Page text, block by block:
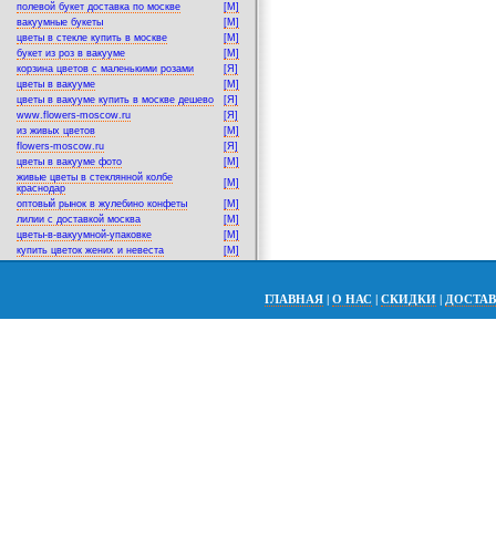
полевой букет доставка по москве
[M]
вакуумные букеты
[M]
цветы в стекле купить в москве
[M]
букет из роз в вакууме
[M]
корзина цветов с маленькими розами
[Я]
цветы в вакууме
[M]
цветы в вакууме купить в москве дешево
[Я]
www.flowers-moscow.ru
[Я]
из живых цветов
[M]
flowers-moscow.ru
[Я]
цветы в вакууме фото
[M]
живые цветы в стеклянной колбе
краснодар
[M]
оптовый рынок в жулебино конфеты
[M]
лилии с доставкой москва
[M]
цветы-в-вакуумной-упаковке
[M]
купить цветок жених и невеста
[M]
ГЛАВНАЯ | О НАС | СКИДКИ |